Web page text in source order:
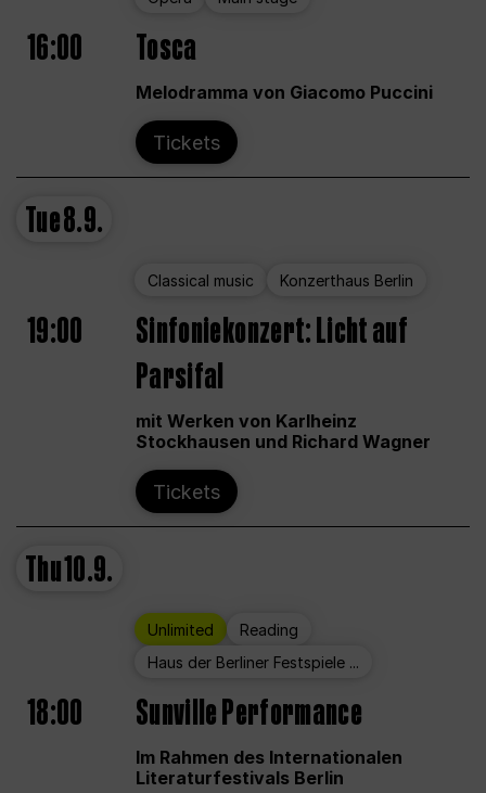
16:00 Tosca
Melodramma von Giacomo Puccini
Tickets
Tue8.9.
Classical music Konzerthaus Berlin
19:00
Sinfoniekonzert: Licht auf
Parsifal
mit Werken von Karlheinz
Stockhausen und Richard Wagner
Tickets
Thu10.9.
Unlimited
Reading
Haus der Berliner Festspiele ...
18:00 Sunville Performance
Im Rahmen des Internationalen
Literaturfestivals Berlin